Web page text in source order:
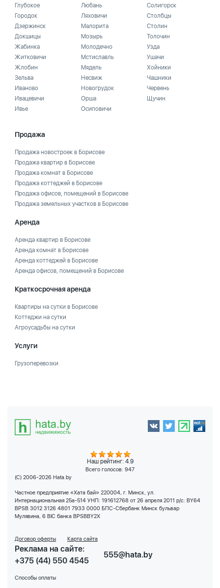
Глубокое
Городок
Дзержинск
Докшицы
Жабинка
Житковичи
Жлобин
Зельва
Иваново
Ивацевичи
Ивье
Любань
Ляховичи
Малорита
Мозырь
Молодечно
Мстиславль
Мядель
Несвиж
Новогрудок
Орша
Осиповичи
Солигорск
Столбцы
Столин
Толочин
Узда
Ушачи
Хойники
Чашники
Червень
Щучин
Продажа
Продажа новостроек в Борисове
Продажа квартир в Борисове
Продажа комнат в Борисове
Продажа коттеджей в Борисове
Продажа офисов, помещений в Борисове
Продажа земельных участков в Борисове
Аренда
Аренда квартир в Борисове
Аренда комнат в Борисове
Аренда коттеджей в Борисове
Аренда офисов, помещений в Борисове
Краткосрочная аренда
Квартиры на сутки в Борисове
Коттеджи на сутки
Агроусадьбы на сутки
Услуги
Грузоперевозки
Наш рейтинг: 4.9
Всего голосов: 947
(C) 2006-2026 Hata.by
Частное предприятие «Хата бай» 220004, г. Минск, ул.
Интернациональная 25а-514 УНП: 191612768 от 26 апреля 2011 р/с: BY64
BPSB 3012 3126 4801 7933 0000 БПС-Сбербанк Минск бульвар
Мулявина, 6 BIC банка BPSBBY2X
Договор оферты Карта сайта
Реклама на сайте:
+375 (44) 550 4545
555@hata.by
Способы оплаты